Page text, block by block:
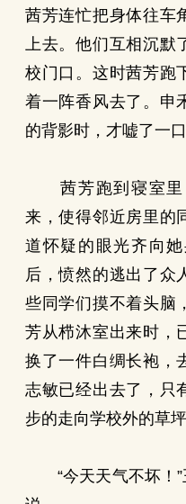
茜芳连忙把身体往车
上去。他们互相沉默
校门口。这时茜芳跑
着一阵香风去了。申
的背影时，才嘘了一
茜芳跑到寝室里
来，使得邻近房里的
道怀疑的眼光齐向
后，愤然的逃出了众
些同学们摸不着头脑
芳从栉沐室出来时，
换了一件白绸长袍，
志敏已经出去了，只
步的走向学校外的草坪
“今天天气不坏！”